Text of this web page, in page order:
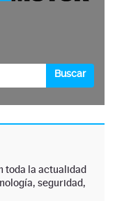
toda la actualidad
seguridad,